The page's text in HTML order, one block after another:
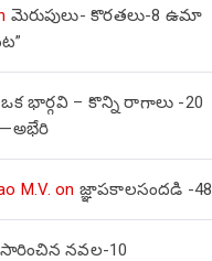
మెరుపులు- కొరతలు-8 ఉమా
ఒక భార్గవి – కొన్ని రాగాలు -20
M.V. on జ్ఞాపకాలసందడి -48
నవల-10